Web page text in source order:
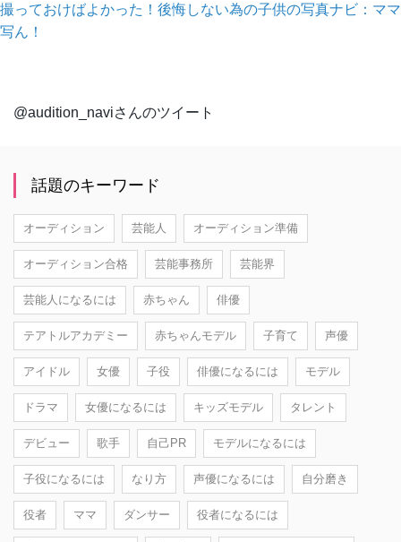
撮っておけばよかった！後悔しない為の子供の写真ナビ：ママ
写ん！
@audition_naviさんのツイート
話題のキーワード
オーディション 芸能人 オーディション準備
オーディション合格 芸能事務所 芸能界
芸能人になるには 赤ちゃん 俳優
テアトルアカデミー 赤ちゃんモデル 子育て 声優
アイドル 女優 子役 俳優になるには モデル
ドラマ 女優になるには キッズモデル タレント
デビュー 歌手 自己PR モデルになるには
子役になるには なり方 声優になるには 自分磨き
役者 ママ ダンサー 役者になるには